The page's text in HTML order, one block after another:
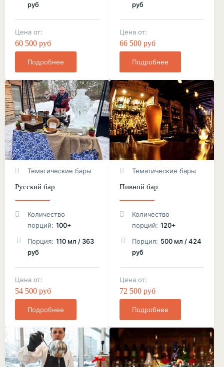
руб
Цена от:
60 500 руб
Подробнее
руб
Цена от:
66 500 руб
Подробнее
Тематические бары
Русский бар
Количество
порций: 100+
Порция: 110 мл / 363
руб
Цена от:
54 500 руб
Подробнее
Тематические бары
Пивной бар
Количество
порций: 120+
Порция: 500 мл / 424
руб
Цена от:
72 500 руб
Подробнее